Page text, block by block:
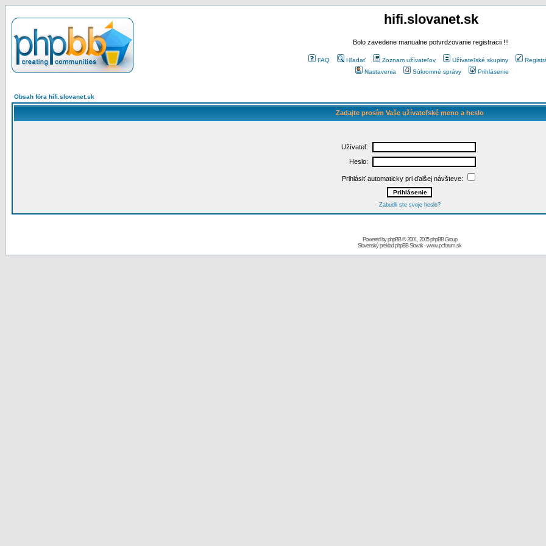
hifi.slovanet.sk
Bolo zavedene manualne potvrdzovanie registracii !!!
FAQ Hľadať Zoznam užívateľov Užívateľské skupiny
Nastavenia
Súkromné správy Prihlásenie
Obsah fóra hifi.slovanet.sk
Zadajte prosím Vaše užívateľské meno a heslo
Užívateľ:
Heslo:
Prihlásiť automaticky pri ďalšej návšteve:
Zabudli ste svoje heslo?
Powered byphpBB© 2001, 2005 phpBB Group
Slovenský preklad phpBB Slovak-www.pcforum.sk